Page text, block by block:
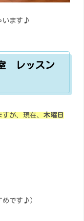
います♪
レッスン
が、現在、 木曜日
めです♪）